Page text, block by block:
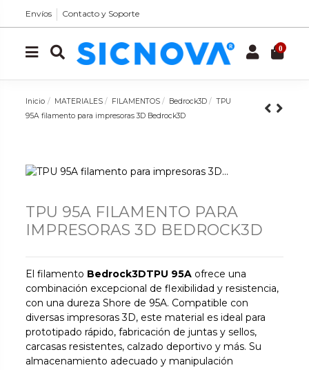
Envíos Contacto y Soporte
0
Inicio MATERIALES FILAMENTOS Bedrock3D
TPU
95A filamento para impresoras 3D Bedrock3D
TPU 95A FILAMENTO PARA
IMPRESORAS 3D BEDROCK3D
El filamento Bedrock3DTPU 95A ofrece una
combinación excepcional de flexibilidad y resistencia,
con una dureza Shore de 95A. Compatible con
diversas impresoras 3D, este material es ideal para
prototipado rápido, fabricación de juntas y sellos,
carcasas resistentes, calzado deportivo y más. Su
almacenamiento adecuado y manipulación